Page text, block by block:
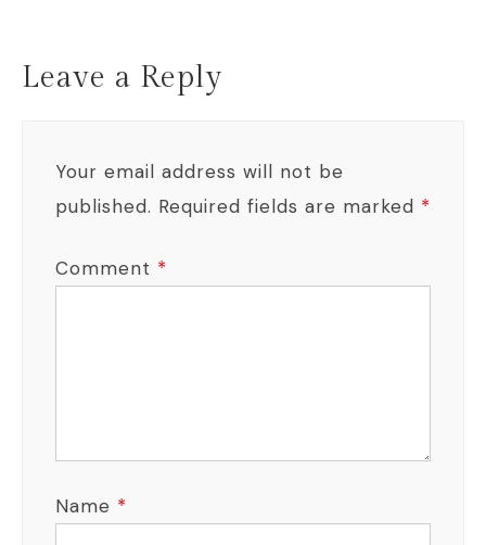
Leave a Reply
Your email address will not be
published. Required fields are marked *
Comment *
Name *